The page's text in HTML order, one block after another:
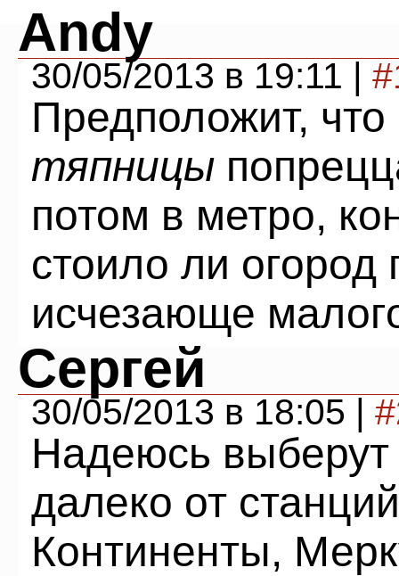
Andy
30/05/2013 в 19:11 |
Предположит,
тяпницы
потом в метро,
стоило ли огород
исчезающе
Сергей
30/05/2013 в 18:05 |
Надеюсь выберут
далеко от
Континенты,